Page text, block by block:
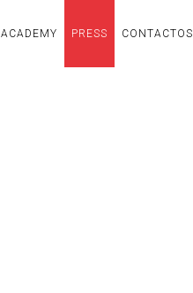
ACADEMY PRESS CONTACTOS